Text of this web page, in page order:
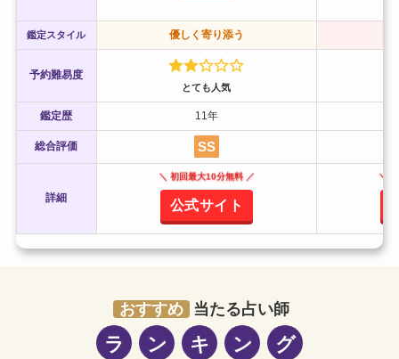
鑑定スタイル 優しく寄り添う
予約難易度
とても人気
鑑定歴 11年
総合評価 SS
詳細
＼ 初回最大10分無料 ／
公式サイト
＼
おすすめ 当たる占い師
ラ ン キ ン グ